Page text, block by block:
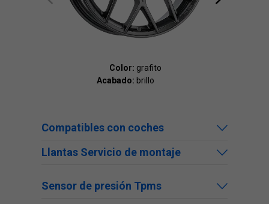
Color: grafito
Acabado: brillo
Compatibles con coches
Llantas Servicio de montaje
Sensor de presión Tpms